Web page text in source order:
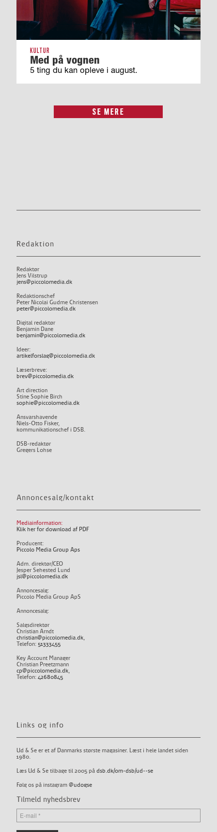
KULTUR
Med på vognen
5 ting du kan opleve i august.
SE MERE
Redaktion
Redaktør
Jens Vilstrup
jens@piccolomedia.dk
Redaktionschef
Peter Nicolai Gudme Christensen
peter@piccolomedia.dk
Digital redaktør
Benjamin Dane
benjamin@piccolomedia.dk
Ideer:
artikelforslag@piccolomedia.dk
Læserbreve:
brev@piccolomedia.dk
Art direction
Stine Sophie Birch
sophie@piccolomedia.dk
Ansvarshavende
Niels-Otto Fisker,
kommunikationschef i DSB.
DSB-redaktør
Gregers Lohse
Annoncesalg/kontakt
Mediainformation:
Klik her for download af PDF
Producent:
Piccolo Media Group Aps
Adm. direktør/CEO
Jesper Sehested Lund
jsl@piccolomedia.dk
Annoncesalg:
Piccolo Media Group ApS
Annoncesalg:
Salgsdirektør
Christian Arndt
christian@piccolomedia.dk,
Telefon: 51333455
Key Account Manager
Christian Preetzmann
cp@piccolomedia.dk,
Telefon: 42680845
Links og info
Ud & Se er et af Danmarks største magasiner. Læst i hele landet siden
1980.
Læs Ud & Se tilbage til 2005 på dsb.dk/om-dsb/ud--se
Følg os på instagram @udogse
Tilmeld nyhedsbrev